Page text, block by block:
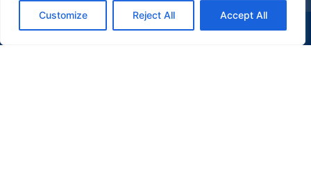
Customize Reject All Accept All
(47) 9 9977-7630